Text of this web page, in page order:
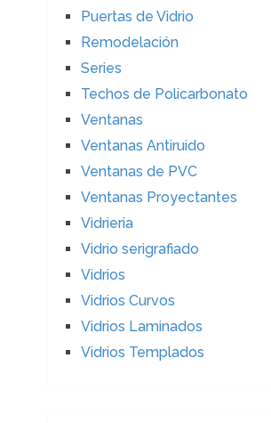
Puertas de Vidrio
Remodelación
Series
Techos de Policarbonato
Ventanas
Ventanas Antiruido
Ventanas de PVC
Ventanas Proyectantes
Vidrieria
Vidrio serigrafiado
Vidrios
Vidrios Curvos
Vidrios Laminados
Vidrios Templados